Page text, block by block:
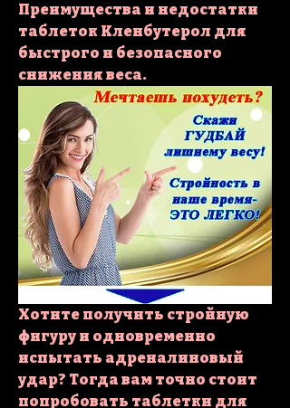
Преимущества и недостатки
таблеток Кленбутерол для
быстрого и безопасного
снижения веса.
Хотите получить стройную
фигуру и одновременно
испытать адреналиновый
удар? Тогда вам точно стоит
попробовать таблетки для